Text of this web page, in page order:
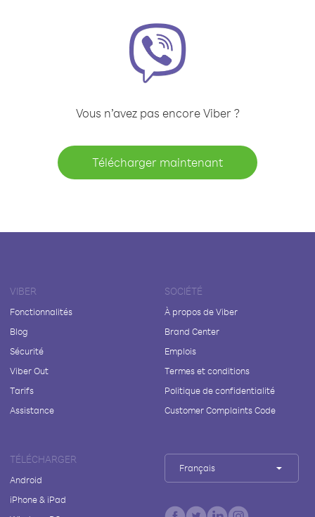
Vous n’avez pas encore Viber ?
Télécharger maintenant
VIBER
Fonctionnalités
Blog
Sécurité
Viber Out
Tarifs
Assistance
SOCIÉTÉ
À propos de Viber
Brand Center
Emplois
Termes et conditions
Politique de confidentialité
Customer Complaints Code
TÉLÉCHARGER
Android
iPhone & iPad
Français